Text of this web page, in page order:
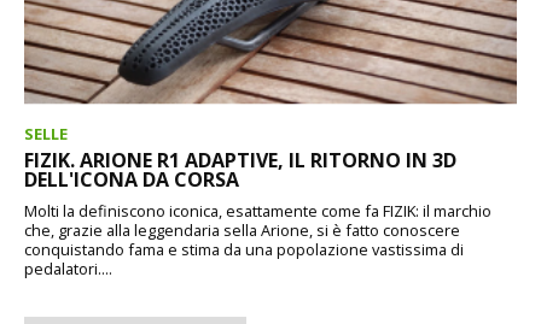
SELLE
FIZIK. ARIONE R1 ADAPTIVE, IL RITORNO IN 3D
DELL'ICONA DA CORSA
Molti la definiscono iconica, esattamente come fa FIZIK: il marchio
che, grazie alla leggendaria sella Arione, si è fatto conoscere
conquistando fama e stima da una popolazione vastissima di
pedalatori....